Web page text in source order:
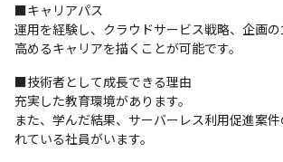
■キャリアパス
運用を経験し、クラウドサービス戦略、企画
高めるキャリアを描くことが可能です。
■技術者として成長できる理由
充実した教育環境があります。
また、学んだ結果、サーバーレス利用促進案
れている社員がいます。